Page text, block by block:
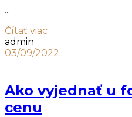
...
Čítať viac
admin
03/09/2022
Ako vyjednať u
cenu